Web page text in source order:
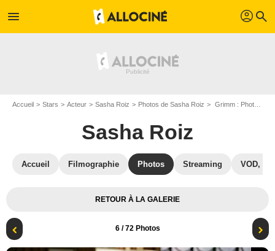
menu profil search
Accueil Stars Acteur Sasha Roiz Photos de Sasha Roiz Grimm : Photo Sasha Roiz
Sasha Roiz
Accueil Filmographie Photos Streaming VOD,
RETOUR À LA GALERIE
6/ 72 Photos